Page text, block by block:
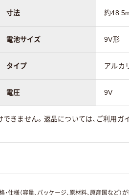
寸法 約
電池サイズ 9V形
タイプ アルカ
電圧 9V
きません。返品については、ご利用ガ
様（容量、パッケージ、原材料、原産国など